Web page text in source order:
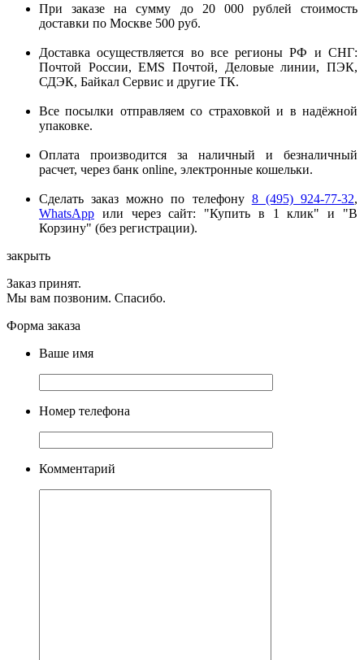
При заказе на сумму до 20 000 рублей стоимость
доставки по Москве 500 руб.
Доставка осуществляется во все регионы РФ и СНГ:
Почтой России, EMS Почтой, Деловые линии, ПЭК,
СДЭК, Байкал Сервис и другие ТК.
Все посылки отправляем со страховкой и в надёжной
упаковке.
Оплата производится за наличный и безналичный
расчет, через банк online, электронные кошельки.
Сделать заказ можно по телефону 8 (495) 924-77-32,
WhatsApp или через сайт: "Купить в 1 клик" и "В
Корзину" (без регистрации).
закрыть
Заказ принят.
Мы вам позвоним. Спасибо.
Форма заказа
Ваше имя
Номер телефона
Комментарий